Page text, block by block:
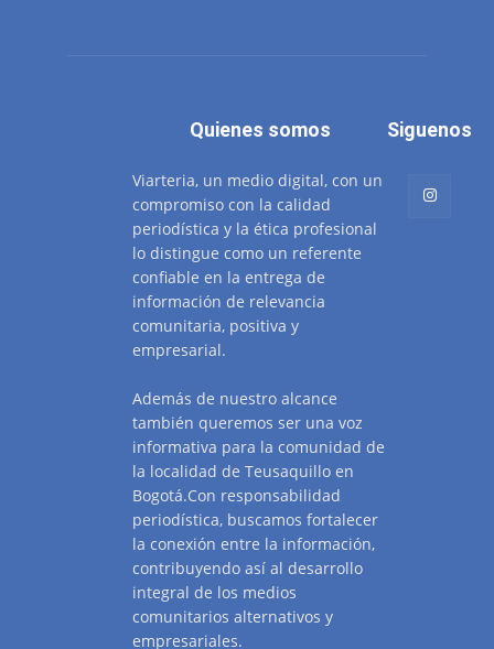
Quienes somos
Viarteria, un medio digital, con un
compromiso con la calidad
periodística y la ética profesional
lo distingue como un referente
confiable en la entrega de
información de relevancia
comunitaria, positiva y
empresarial.
Además de nuestro alcance
también queremos ser una voz
informativa para la comunidad de
la localidad de Teusaquillo en
Bogotá.Con responsabilidad
periodística, buscamos fortalecer
la conexión entre la información,
contribuyendo así al desarrollo
integral de los medios
comunitarios alternativos y
empresariales.
Siguenos